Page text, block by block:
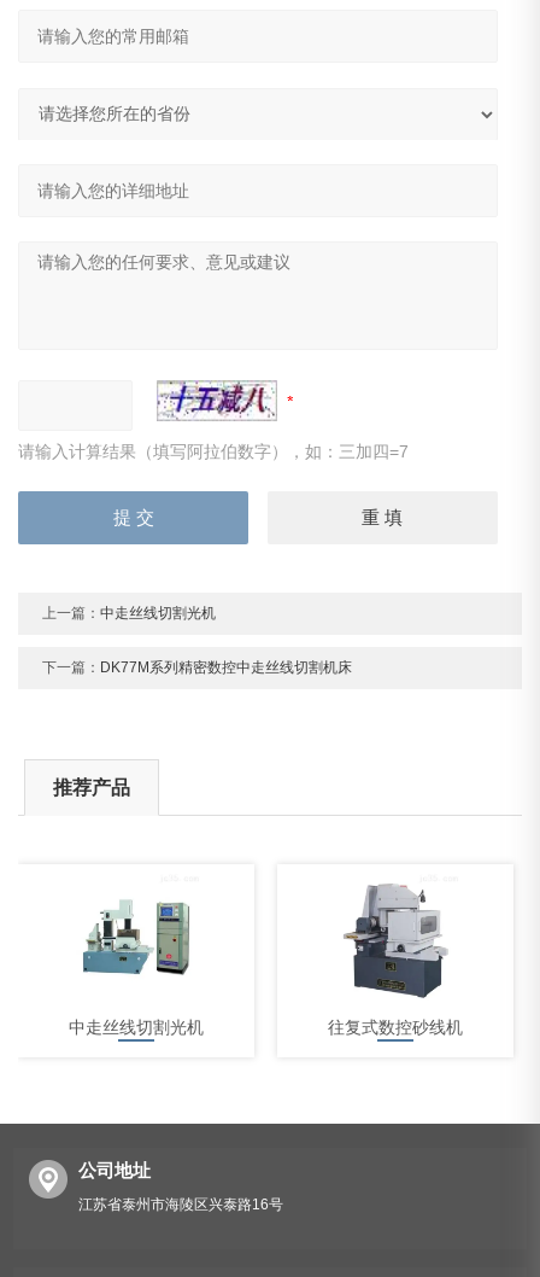
请输入计算结果（填写阿拉伯数字），如：三加四=7
上一篇：中走丝线切割光机
下一篇： DK77M系列精密数控中走丝线切割机床
推荐产品
中走丝线切割光机 往复式数控砂线机
公司地址
江苏省泰州市海陵区兴泰路16号